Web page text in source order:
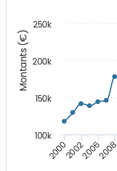
Montants (€)
2000200220062008
100k
150k
200k
250k